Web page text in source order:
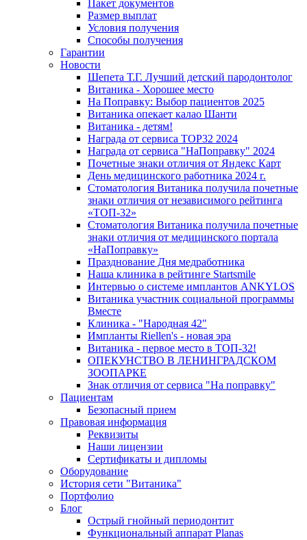
Пакет документов
Размер выплат
Условия получения
Способы получения
Гарантии
Новости
Шепета Т.Г. Лучший детский пародонтолог
Витаника - Хорошее место
На Поправку: Выбор пациентов 2025
Витаника опекает калао Шанти
Витаника - детям!
Награда от сервиса TOP32 2024
Награда от сервиса "НаПоправку" 2024
Почетные знаки отличия от Яндекс Карт
День медицинского работника 2024 г.
Стоматология Витаника получила почетные
знаки отличия от независимого рейтинга
«ТОП-32»
Стоматология Витаника получила почетные
знаки отличия от медицинского портала
«НаПоправку»
Празднование Дня медработника
Наша клиника в рейтинге Startsmile
Интервью о системе имплантов ANKYLOS
Витаника участник социальной программы
Вместе
Клиника - "Народная 42"
Импланты Riellen's - новая эра
Витаника - первое место в ТОП-32!
ОПЕКУНСТВО В ЛЕНИНГРАДСКОМ
ЗООПАРКЕ
Знак отличия от сервиса "На поправку"
Пациентам
Безопасный прием
Правовая информация
Реквизиты
Наши лицензии
Сертификаты и дипломы
Оборудование
История сети "Витаника"
Портфолио
Блог
Острый гнойный периодонтит
Функциональный аппарат Planas